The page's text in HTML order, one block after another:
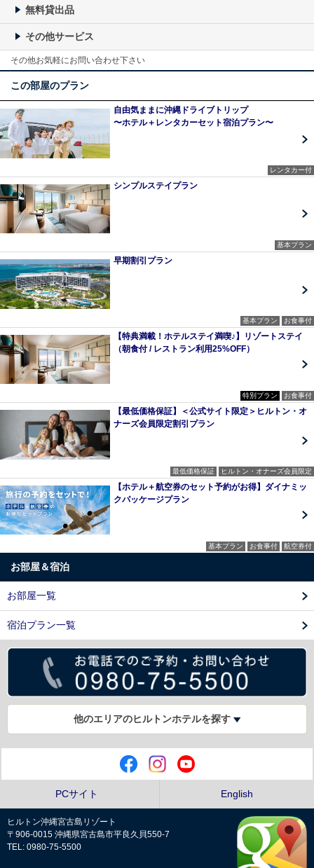
無料貸出品
その他サービス
その他お気軽にお問い合わせ下さい
この部屋のプラン
自由気ままに沖縄ドライブトリップ
〜ホテル＋レンタカーセット宿泊プラン〜
レンタカー付
シンプルステイプラン
基本プラン
早期割引プラン
基本プラン お食事付
【特典満載！ホテルステイ満喫♪】リゾートステイ
（朝食付 / レストラン利用25%OFF）
特別プラン お食事付
【最低価格保証】＜公式サイト限定＞ヒルトン・オ
ナーズ会員限定割引プラン
最低価格保証 ヒルトン・オナーズ会員限定
【ホテル＋航空券のセット予約がお得】ダイナミッ
クパッケージプラン
基本プラン お食事付 航空券付
お部屋＆宿泊
お部屋一覧
宿泊プラン一覧
他のエリアのヒルトンホテルを探す
PCサイト English
ヒルトン沖縄宮古島リゾート
〒906-0015 沖縄県宮古島市平良久貝550-7
TEL: 0980-75-5500